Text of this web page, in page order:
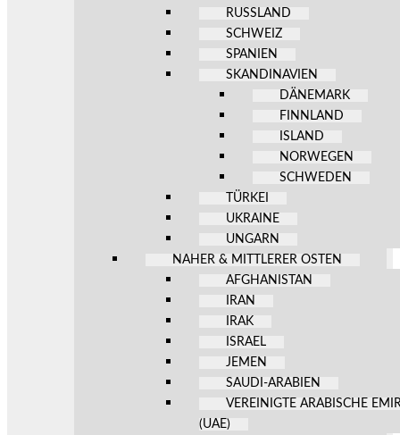
RUSSLAND
SCHWEIZ
SPANIEN
SKANDINAVIEN
DÄNEMARK
FINNLAND
ISLAND
NORWEGEN
SCHWEDEN
TÜRKEI
UKRAINE
UNGARN
NAHER & MITTLERER OSTEN
AFGHANISTAN
IRAN
IRAK
ISRAEL
JEMEN
SAUDI-ARABIEN
VEREINIGTE ARABISCHE
(UAE)